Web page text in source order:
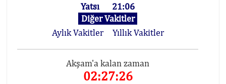
Yatsı
21:06
Diğer Vakitler
Aylık Vakitler
Yıllık Vakitler
Akşam'a kalan zaman
02:27:26